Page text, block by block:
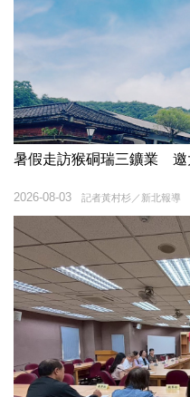
暑假走訪猴硐瑞三鑛業 邀
記者黃村杉／新北報導
2026-08-03